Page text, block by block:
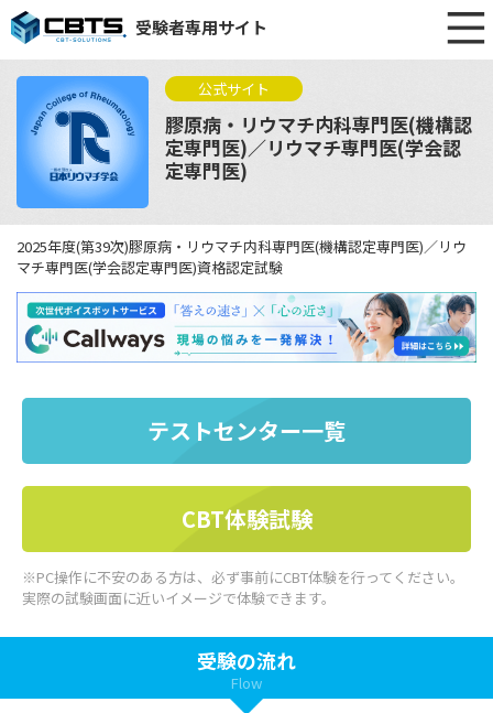
受験者専用サイト
公式サイト
膠原病・リウマチ内科専門医(機構認
定専門医)／リウマチ専門医(学会認
定専門医)
2025年度(第39次)膠原病・リウマチ内科専門医(機構認定専門医)／リウ
マチ専門医(学会認定専門医)資格認定試験
テストセンター一覧
CBT体験試験
※PC操作に不安のある方は、必ず事前にCBT体験を行ってください。
実際の試験画面に近いイメージで体験できます。
受験の流れ
Flow